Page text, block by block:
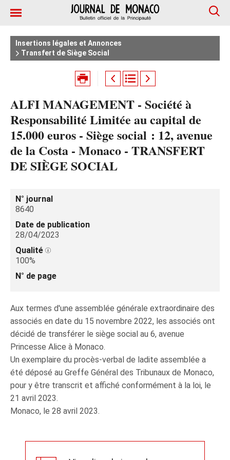
Insertions légales et Annonces
Transfert de Siège Social
ALFI MANAGEMENT - Société à
Responsabilité Limitée au capital de
15.000 euros - Siège social : 12, avenue
de la Costa - Monaco - TRANSFERT
DE SIÈGE SOCIAL
N° journal
8640
Date de publication
28/04/2023
Qualité
100%
N° de page
Aux termes d'une assemblée générale extraordinaire des
associés en date du 15 novembre 2022, les associés ont
décidé de transférer le siège social au 6, avenue
Princesse Alice à Monaco.
Un exemplaire du procès-verbal de ladite assemblée a
été déposé au Greffe Général des Tribunaux de Monaco,
pour y être transcrit et affiché conformément à la loi, le
21 avril 2023.
Monaco, le 28 avril 2023.